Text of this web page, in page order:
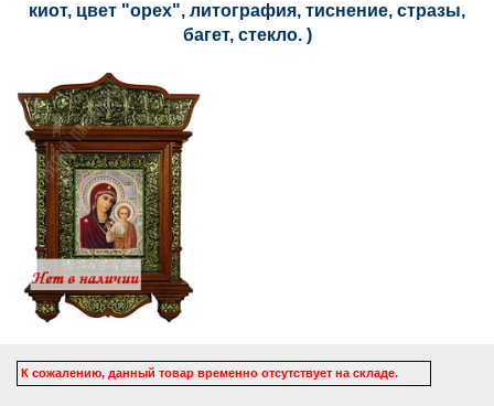
киот, цвет "орех", литография, тиснение, стразы,
багет, стекло. )
К сожалению, данный товар временно отсутствует на складе.